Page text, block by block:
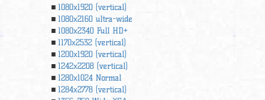
1080x1920 (vertical)
1080x2160 ultra-wide
1080x2340 Full HD+
1170x2532 (vertical)
1200x1920 (vertical)
1242x2208 (vertical)
1280x1024 Normal
1284x2778 (vertical)